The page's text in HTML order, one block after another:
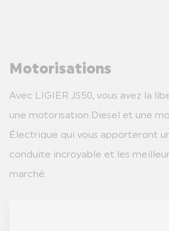
Motorisations
Avec LIGIER JS50, vous avez la
une motorisation Diesel et une
Électrique qui vous apporteront
conduite incroyable et les
marché.